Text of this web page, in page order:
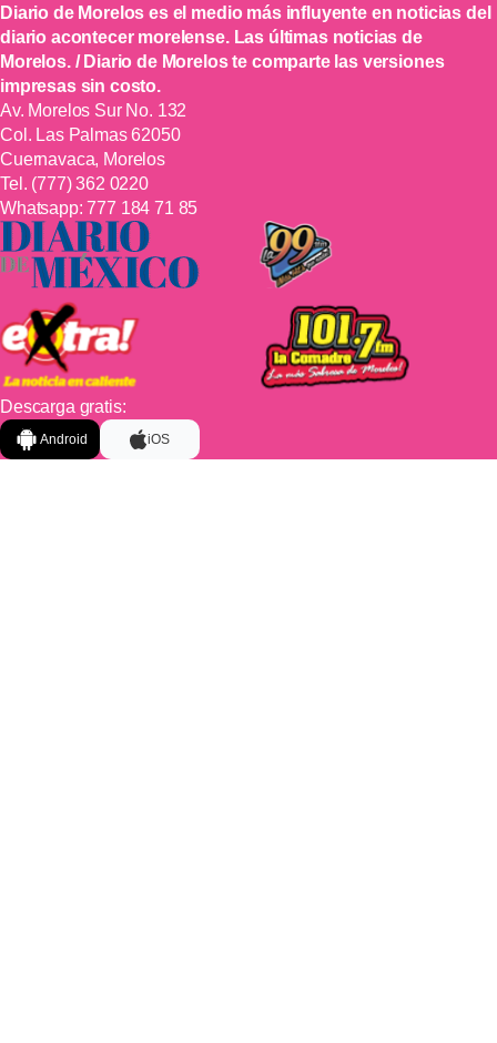
Diario de Morelos es el medio más influyente en noticias del
diario acontecer morelense. Las últimas noticias de
Morelos. / Diario de Morelos te comparte las versiones
impresas sin costo.
Av. Morelos Sur No. 132
Col. Las Palmas 62050
Cuernavaca, Morelos
Tel. (777) 362 0220
Whatsapp:777 184 71 85
Descarga gratis:
Android iOS